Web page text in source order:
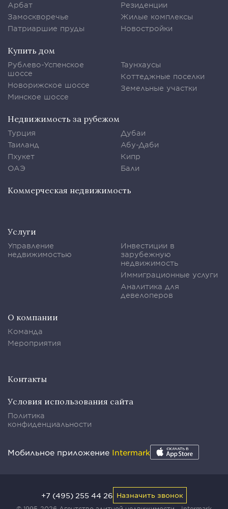
Арбат
Замоскворечье
Патриаршие пруды
Резиденции
Жилые комплексы
Новостройки
Купить дом
Рублево-Успенское
шоссе
Новорижское шоссе
Минское шоссе
Таунхаусы
Коттеджные поселки
Земельные участки
Недвижимость за рубежом
Турция
Таиланд
Пхукет
ОАЭ
Дубаи
Абу-Даби
Кипр
Бали
Коммерческая недвижимость
Услуги
Управление
недвижимостью
Инвестиции в
зарубежную
недвижимость
Иммиграционные услуги
Аналитика для
девелоперов
О компании
Команда
Мероприятия
Контакты
Условия использования сайта
Политика
конфиденциальности
Мобильное приложение Intermark
+7 (495) 255 44 26 Назначить звонок